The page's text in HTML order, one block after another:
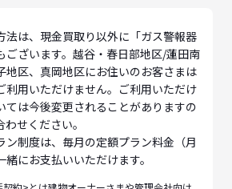
法は、現金買取り以外に「ガス警報器
ございます。越谷・春日部地区/蓮田南
地区、真岡地区にお住いのお客さまは
利用いただけません。ご利用いただけ
ては今後変更されることがありますの
せください。
ン制度は、毎月の定額プラン料金（月
にお支払いいただけます。